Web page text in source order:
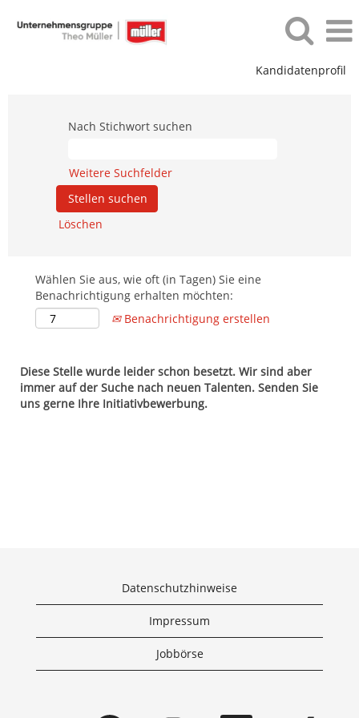
Kandidatenprofil
Nach Stichwort suchen
Weitere Suchfelder
Löschen
Wählen Sie aus, wie oft (in Tagen) Sie eine
Benachrichtigung erhalten möchten:
Benachrichtigung erstellen
Diese Stelle wurde leider schon besetzt. Wir sind aber
immer auf der Suche nach neuen Talenten. Senden Sie
uns gerne Ihre Initiativbewerbung.
Datenschutzhinweise
Impressum
Jobbörse